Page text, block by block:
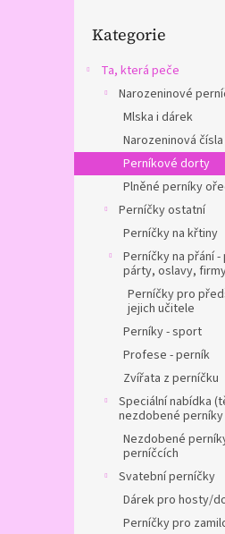
kategorie
Kategorie
Ta, která peče
Narozeninové
Mlska i dárek
Narozeninová čísla
Perníkové dorty
Plněné perníky
Perníčky ostatní
Perníčky na křtiny
Perníčky na přání
párty, oslavy,
Perníčky pro
jejich učitele
Perníky - sport
Profese - perník
Zvířata z perníčku
Speciální nabídka
nezdobené perníky
Nezdobené
perníčcích
Svatební perníčky
Dárek pro hosty/
Perníčky pro